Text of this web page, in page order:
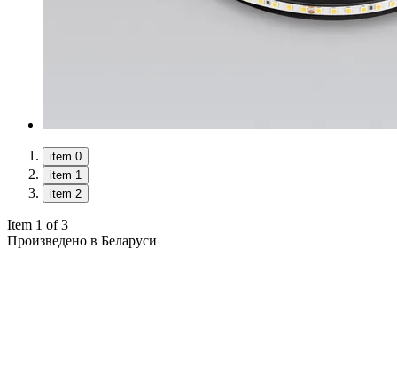
item 0
item 1
item 2
Item 1 of 3
Произведено в Беларуси